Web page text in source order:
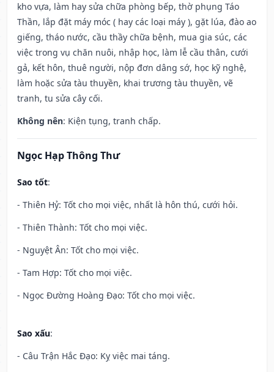
kho vựa, làm hay sửa chữa phòng bếp, thờ phụng Táo
Thần, lắp đặt máy móc ( hay các loại máy ), gặt lúa, đào ao
giếng, tháo nước, cầu thầy chữa bệnh, mua gia súc, các
việc trong vụ chăn nuôi, nhập học, làm lễ cầu thân, cưới
gả, kết hôn, thuê người, nộp đơn dâng sớ, học kỹ nghệ,
làm hoặc sửa tàu thuyền, khai trương tàu thuyền, vẽ
tranh, tu sửa cây cối.
Không nên: Kiện tụng, tranh chấp.
Ngọc Hạp Thông Thư
Sao tốt:
- Thiên Hỷ: Tốt cho mọi việc, nhất là hôn thú, cưới hỏi.
- Thiên Thành: Tốt cho mọi việc.
- Nguyệt Ân: Tốt cho mọi việc.
- Tam Hợp: Tốt cho mọi việc.
- Ngọc Đường Hoàng Đạo: Tốt cho mọi việc.
Sao xấu:
- Câu Trận Hắc Đạo: Kỵ việc mai táng.